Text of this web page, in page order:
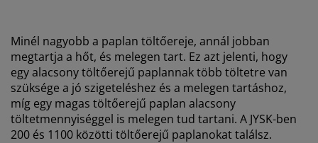
Minél nagyobb a paplan töltőereje, annál jobban
megtartja a hőt, és melegen tart. Ez azt jelenti, hogy
egy alacsony töltőerejű paplannak több töltetre van
szüksége a jó szigeteléshez és a melegen tartáshoz,
míg egy magas töltőerejű paplan alacsony
töltetmennyiséggel is melegen tud tartani. A JYSK-ben
200 és 1100 közötti töltőerejű paplanokat találsz.